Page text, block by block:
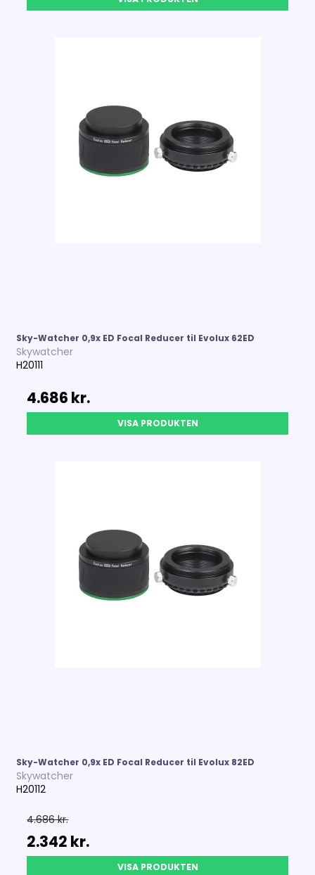
Sky-Watcher 0,9x ED Focal Reducer til Evolux 62ED
Skywatcher
H20111
4.686 kr.
VISA PRODUKTEN
Sky-Watcher 0,9x ED Focal Reducer til Evolux 82ED
Skywatcher
H20112
4.686 kr.
2.342 kr.
VISA PRODUKTEN